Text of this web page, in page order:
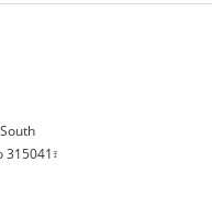
315041፣
እድፍን ይጎዳል...